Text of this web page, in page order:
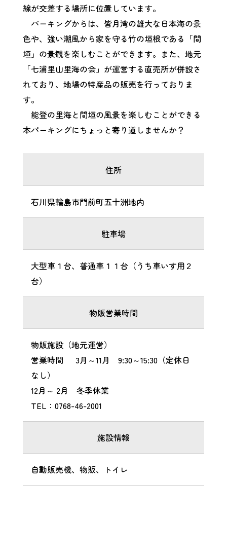
線が交差する場所に位置しています。
パーキングからは、皆月湾の雄大な日本海の景
色や、強い潮風から家を守る竹の垣根である「間
垣」の景観を楽しむことができます。また、地元
「七浦里山里海の会」が運営する直売所が併設さ
れており、地場の特産品の販売を行っておりま
す。
能登の里海と間垣の風景を楽しむことができる
本パーキングにちょっと寄り道しませんか？
住所
石川県輪島市門前町五十洲地内
駐車場
大型車１台、普通車１１台（うち車いす用２
台）
物販営業時間
物販施設（地元運営）
営業時間 3月～11月 9:30～15:30（定休日
なし）
12月～ 2月 冬季休業
TEL：0768-46-2001
施設情報
自動販売機、物販、トイレ